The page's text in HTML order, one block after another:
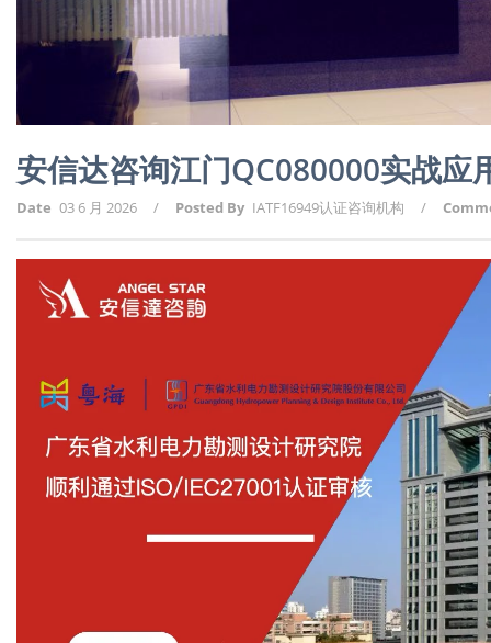
安信达咨询江门QC080000实战应
Date 03 6 月 2026 / Posted By IATF16949认证咨询机构 /